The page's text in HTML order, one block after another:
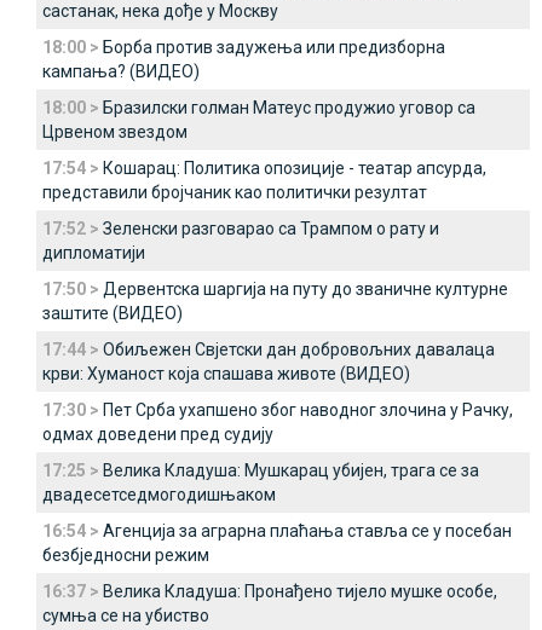
састанак, нека дође у Москву
18:00 > Борба против задужења или предизборна
кампања? (ВИДЕО)
18:00 > Бразилски голман Матеус продужио уговор са
Црвеном звездом
17:54 > Кошарац: Политика опозиције - театар апсурда,
представили бројчаник као политички резултат
17:52 > Зеленски разговарао са Трампом о рату и
дипломатији
17:50 > Дервентска шаргија на путу до званичне културне
заштите (ВИДЕО)
17:44 > Обиљежен Свјетски дан добровољних давалаца
крви: Хуманост која спашава животе (ВИДЕО)
17:30 > Пет Срба ухапшено због наводног злочина у Рачку,
одмах доведени пред судију
17:25 > Велика Кладуша: Мушкарац убијен, трага се за
двадесетседмогодишњаком
16:54 > Агенција за аграрна плаћања ставља се у посебан
безбједносни режим
16:37 > Велика Кладуша: Пронађено тијело мушке особе,
сумња се на убиство